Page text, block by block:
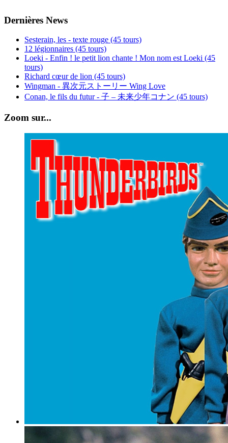
Dernières News
Sesterain, les - texte rouge (45 tours)
12 légionnaires (45 tours)
Loeki - Enfin ! le petit lion chante ! Mon nom est Loeki (45
tours)
Richard cœur de lion (45 tours)
Wingman - 異次元ストーリー Wing Love
Conan, le fils du futur - 子 – 未来少年コナン (45 tours)
Zoom sur...